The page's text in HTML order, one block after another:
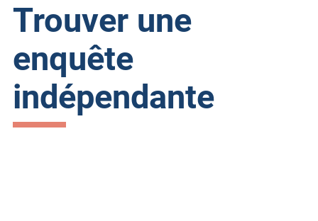
Trouver une
enquête
indépendante